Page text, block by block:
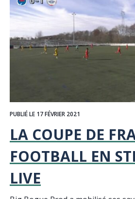
PUBLIÉ LE 17 FÉVRIER 2021
LA COUPE DE
FOOTBALL EN
LIVE